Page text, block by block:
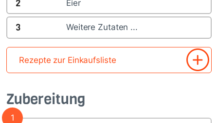
Zubereitung
1
2 Eier
3 Weitere Zutaten ...
Rezepte zur Einkaufsliste